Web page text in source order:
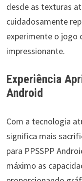
desde as texturas
cuidadosamente
experimente o jogo
impressionante.
Experiência
Android
Com a tecnologia
significa mais
para PPSSPP
máximo as